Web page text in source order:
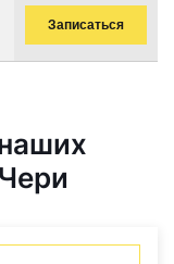
Записаться